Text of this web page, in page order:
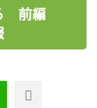
前編